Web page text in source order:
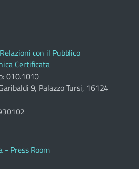
con il Pubblico
Certificata
010.1010
9, Palazzo Tursi, 16124
- Press Room